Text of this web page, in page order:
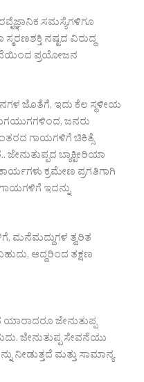
ಸಮಸ್ಯೆಗಳಿಗೂ
ನಷ್ಟದ ವಿರುದ್ಧ
ಪ್ರಯೋಜನ
ಜೊತೆಗೆ, ಇದು ಕೆಲ ಸ್ಥಳೀಯ
ಜನರು
ಗಾಯಗಳಿಗೆ ಚಿಕಿತ್ಸೆ
ಜೇನುತುಪ್ಪದ ಬ್ಯಾಕ್ಟೀರಿಯಾ
ಕ್ರಮೇಣ ಪ್ರಗತಿಗಾಗಿ
ಇದನ್ನು
ಮನೆಮದ್ದುಗಳ ತ್ವರಿತ
ಆದ್ದರಿಂದ ತಕ್ಷಣ
ಜೇನುತುಪ್ಪ
ಜೇನುತುಪ್ಪ ಸೇವನೆಯು
ಮತ್ತು ಸಾಮಾನ್ಯ